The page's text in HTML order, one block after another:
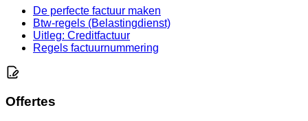
De perfecte factuur maken
Btw-regels (Belastingdienst)
Uitleg: Creditfactuur
Regels factuurnummering
Offertes